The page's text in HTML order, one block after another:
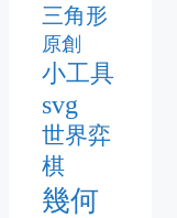
三角形
原創
小工具
svg
世界弈
棋
幾何